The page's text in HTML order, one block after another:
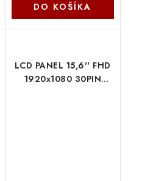
DO KOŠÍKA
LCD PANEL 15,6'' FHD
1920x1080 30PIN